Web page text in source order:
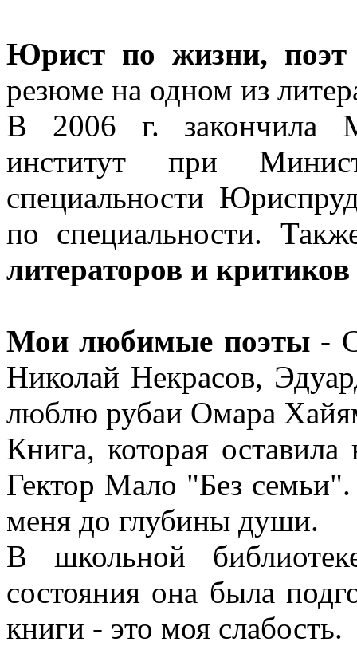
Юрист по жизни,
резюме на одном из
В 2006 г. закончила
институт при
специальности
по специальности.
литераторов и критиков
Мои любимые поэты-
Николай Некрасов,
люблю рубаи Омара
Книга, которая оставила
Гектор Мало "Без
меня до глубины души.
В школьной
состояния она была
книги - это моя слабость.